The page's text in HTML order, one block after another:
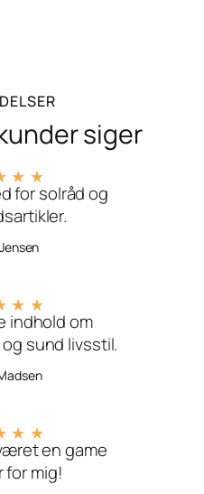
siger
★ ★
for solråd og
★ ★
indhold om
sund livsstil.
★ ★
en game
for mig!